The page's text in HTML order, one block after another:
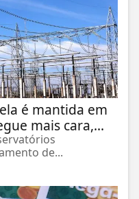
é mantida em
mais cara,...
de...